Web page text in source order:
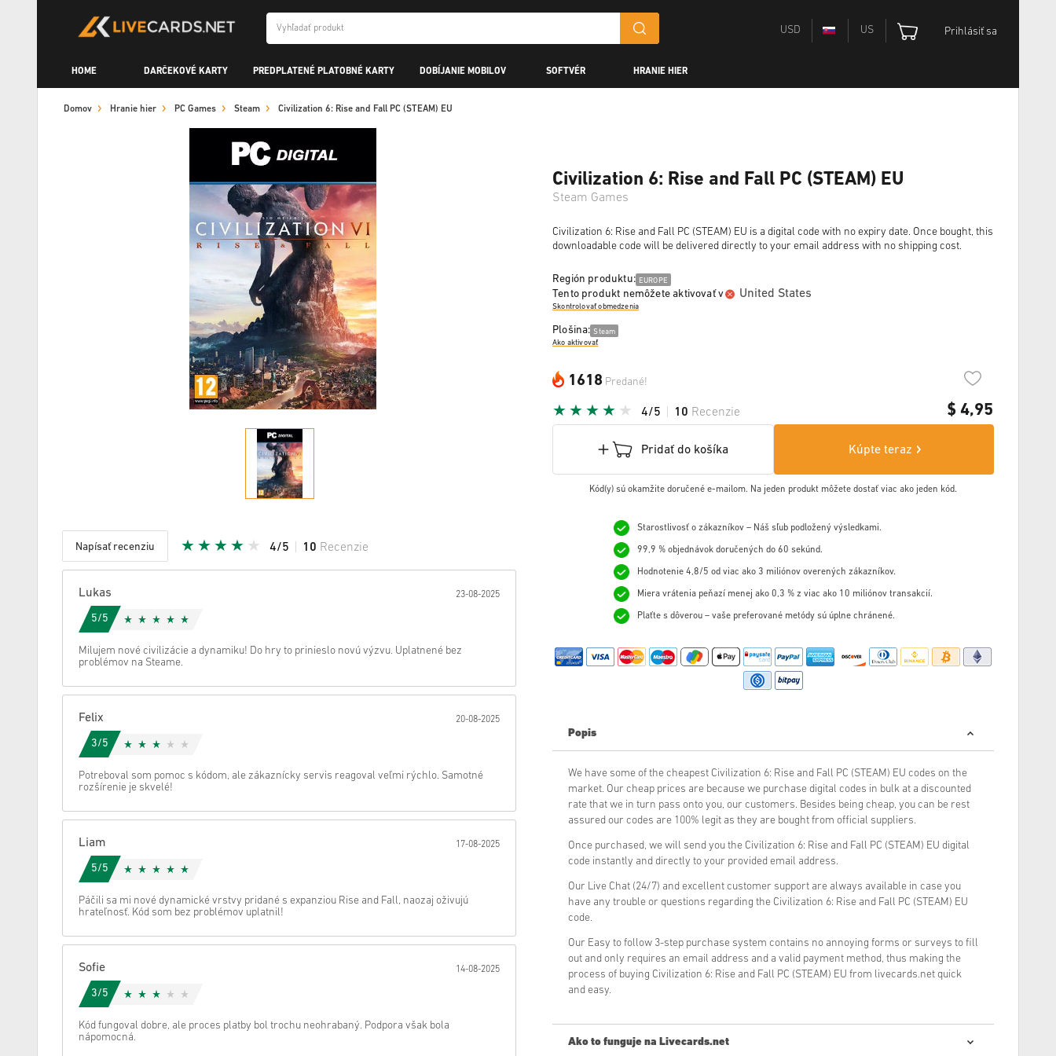
USD US Prihlásiť sa
HOME DARČEKOVÉ KARTY PREDPLATENÉ PLATOBNÉ KARTY DOBÍJANIE MOBILOV SOFTVÉR HRANIE HIER
Domov Hranie hier PC Games Steam Civilization 6: Rise and Fall PC (STEAM) EU
Napísať recenziu 4/5 10 Recenzie
Zrušiť
Lukas 23-08-2025
5/5
Milujem nové civilizácie a dynamiku! Do hry to prinieslo novú výzvu. Uplatnené bez
problémov na Steame.
Felix 20-08-2025
3/5
Potreboval som pomoc s kódom, ale zákaznícky servis reagoval veľmi rýchlo. Samotné
rozšírenie je skvelé!
Liam 17-08-2025
5/5
Páčili sa mi nové dynamické vrstvy pridané s expanziou Rise and Fall, naozaj oživujú
hrateľnosť. Kód som bez problémov uplatnil!
Sofie 14-08-2025
3/5
Kód fungoval dobre, ale proces platby bol trochu neohrabaný. Podpora však bola
nápomocná.
Civilization 6: Rise and Fall PC (STEAM) EU
Steam Games
Civilization 6: Rise and Fall PC (STEAM) EU is a digital code with no expiry date. Once bought, this
downloadable code will be delivered directly to your email address with no shipping cost.
Región produktu: EUROPE
Tento produkt nemôžete aktivovať v United States
Skontrolovať obmedzenia
Plošina: Steam
Ako aktivovať
1618 Predané!
$ 4,95
4/5 10 Recenzie
Pridať do košíka Kúpte teraz
Kód(y) sú okamžite doručené e-mailom. Na jeden produkt môžete dostať viac ako jeden kód.
Starostlivosť o zákazníkov – Náš sľub podložený výsledkami.
99,9 % objednávok doručených do 60 sekúnd.
Hodnotenie 4,8/5 od viac ako 3 miliónov overených zákazníkov.
Miera vrátenia peňazí menej ako 0,3 % z viac ako 10 miliónov transakcií.
Plaťte s dôverou – vaše preferované metódy sú úplne chránené.
Popis
We have some of the cheapest Civilization 6: Rise and Fall PC (STEAM) EU codes on the
market. Our cheap prices are because we purchase digital codes in bulk at a discounted
rate that we in turn pass onto you, our customers. Besides being cheap, you can be rest
assured our codes are 100% legit as they are bought from official suppliers.
Once purchased, we will send you the Civilization 6: Rise and Fall PC (STEAM) EU digital
code instantly and directly to your provided email address.
Our Live Chat (24/7) and excellent customer support are always available in case you
have any trouble or questions regarding the Civilization 6: Rise and Fall PC (STEAM) EU
code.
Our Easy to follow 3-step purchase system contains no annoying forms or surveys to fill
out and only requires an email address and a valid payment method, thus making the
process of buying Civilization 6: Rise and Fall PC (STEAM) EU from livecards.net quick
and easy.
Ako to funguje na Livecards.net